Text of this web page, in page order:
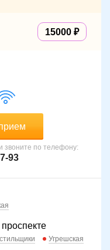
15000
звоните по телефону:
93
Угрешская